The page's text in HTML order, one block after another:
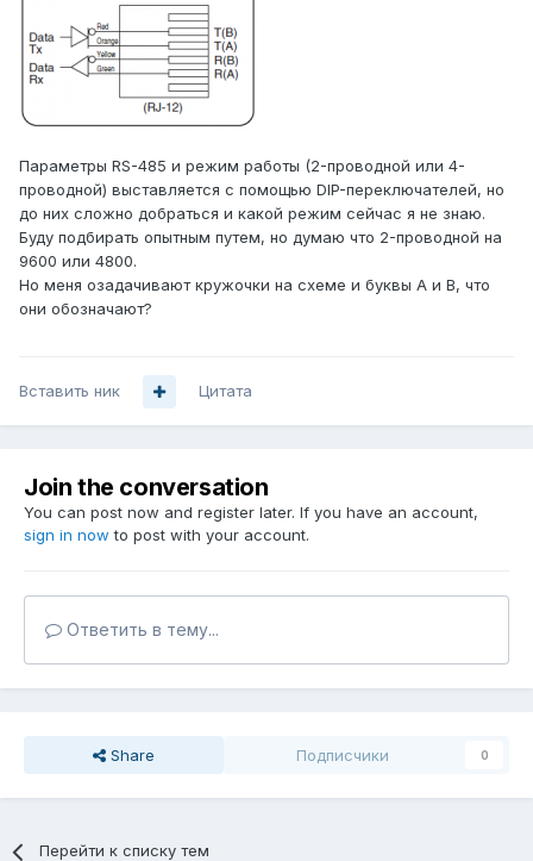
Параметры RS-485 и режим работы (2-проводной или 4-
проводной) выставляется с помощью DIP-переключателей, но
до них сложно добраться и какой режим сейчас я не знаю.
Буду подбирать опытным путем, но думаю что 2-проводной на
9600 или 4800.
Но меня озадачивают кружочки на схеме и буквы A и B, что
они обозначают?
Вставить ник Цитата
Join the conversation
You can post now and register later. If you have an account,
sign in now to post with your account.
Ответить в тему...
Share Подписчики 0
Перейти к списку тем